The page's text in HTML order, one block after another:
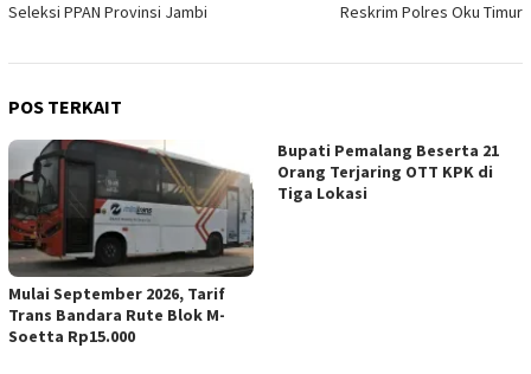
Seleksi PPAN Provinsi Jambi Reskrim Polres Oku Timur
POS TERKAIT
Mulai September 2026, Tarif
Trans Bandara Rute Blok M-
Soetta Rp15.000
Bupati Pemalang Beserta 21
Orang Terjaring OTT KPK di
Tiga Lokasi